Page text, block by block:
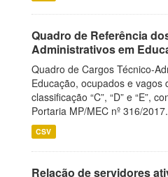
Quadro de Referência
Administrativos em
Quadro de Cargos Técnico-
Educação, ocupados e vagos
classificação “C”, “D” e “E”,
Portaria MP/MEC nº 316/2017.
CSV
Relação de servidores